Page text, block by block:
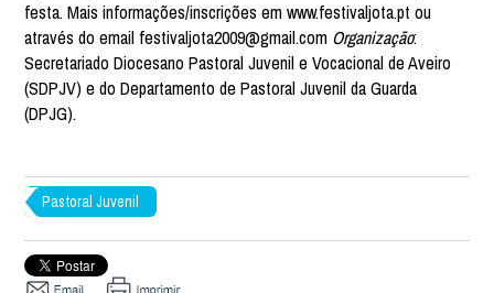
festa. Mais informações/inscrições em www.festivaljota.pt ou
através do email festivaljota2009@gmail.com Organização:
Secretariado Diocesano Pastoral Juvenil e Vocacional de Aveiro
(SDPJV) e do Departamento de Pastoral Juvenil da Guarda
(DPJG).
Pastoral Juvenil